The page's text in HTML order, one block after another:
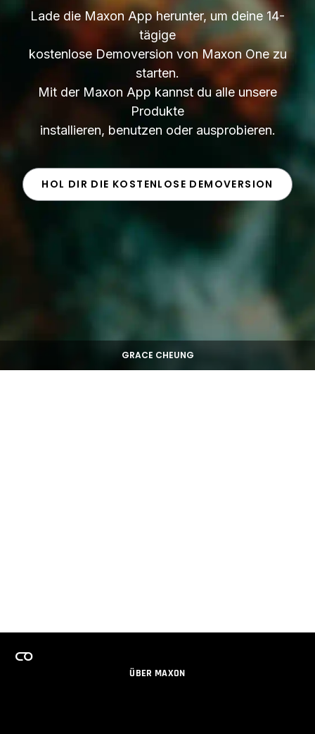
GRACE CHEUNG
Lade die Maxon App herunter, um deine 14-
tägige
kostenlose Demoversion von Maxon One zu
starten.
Mit der Maxon App kannst du alle unsere
Produkte
installieren, benutzen oder ausprobieren.
HOL DIR DIE KOSTENLOSE DEMOVERSION
ÜBER MAXON